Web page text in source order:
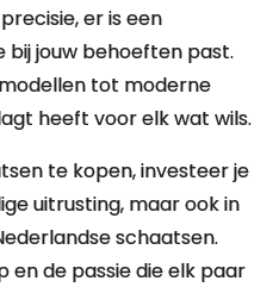
er is een
jouw behoeften past.
tot moderne
heeft voor elk wat wils.
te kopen, investeer je
uitrusting, maar ook in
schaatsen.
en de passie die elk paar